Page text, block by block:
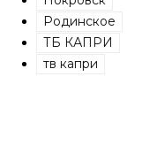
Родинское
ТБ КАПРИ
тв капри